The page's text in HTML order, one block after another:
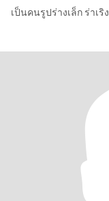
เป็นคนรูปร่างเล็ก ร่าเริง